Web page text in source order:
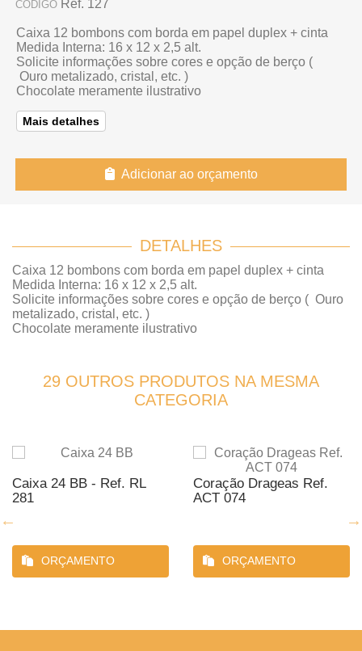
CÓDIGO Ref. 127
Caixa 12 bombons com borda em papel duplex + cinta
Medida Interna: 16 x 12 x 2,5 alt.
Solicite informações sobre cores e opção de berço (
Ouro metalizado, cristal, etc. )
Chocolate meramente ilustrativo
Mais detalhes
Adicionar ao orçamento
DETALHES
Caixa 12 bombons com borda em papel duplex + cinta
Medida Interna: 16 x 12 x 2,5 alt.
Solicite informações sobre cores e opção de berço ( Ouro
metalizado, cristal, etc. )
Chocolate meramente ilustrativo
29 OUTROS PRODUTOS NA MESMA
CATEGORIA
Caixa 24 BB - Ref. RL
281
ORÇAMENTO
Coração Drageas Ref.
ACT 074
ORÇAMENTO